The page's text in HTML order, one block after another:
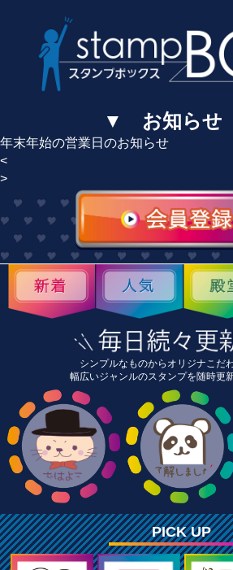
▼ お知ら
年末年始の営業日のお知らせ
<
>
シンプルなものからオリジナこだ
幅広いジャンルのスタンプを随時更
PICK UP